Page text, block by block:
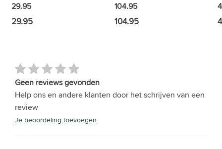
29.95
29.95
104.95
104.95
Geen reviews gevonden
Help ons en andere klanten door het schrijven van een
review
Je beoordeling toevoegen